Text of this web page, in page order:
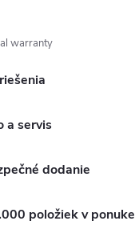
warranty
a servis
dodanie
položiek v ponuke